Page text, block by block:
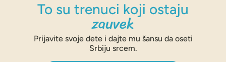
To su trenuci koji ostaju
zauvek
Prijavite svoje dete i dajte mu šansu da oseti
Srbiju srcem.